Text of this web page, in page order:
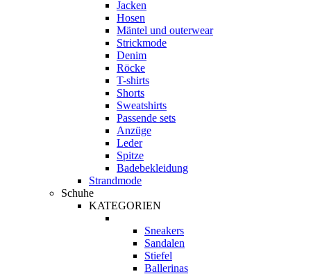
Jacken
Hosen
Mäntel und outerwear
Strickmode
Denim
Röcke
T-shirts
Shorts
Sweatshirts
Passende sets
Anzüge
Leder
Spitze
Badebekleidung
Strandmode
Schuhe
KATEGORIEN
Sneakers
Sandalen
Stiefel
Ballerinas